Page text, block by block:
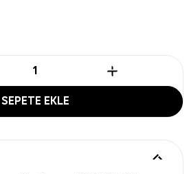
SEPETE EKLE